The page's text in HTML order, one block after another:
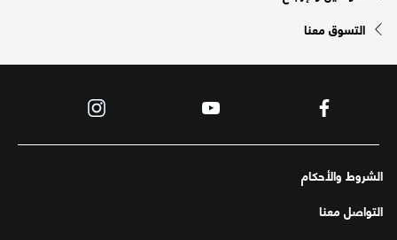
التسوق معنا
الشروط والأحكام
التواصل معنا